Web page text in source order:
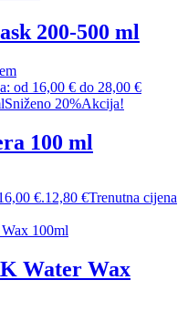
200-500 ml
od 16,00 € do 28,00 €
Sniženo 20%Akcija!
100 ml
€.12,80 €Trenutna cijena
Water Wax